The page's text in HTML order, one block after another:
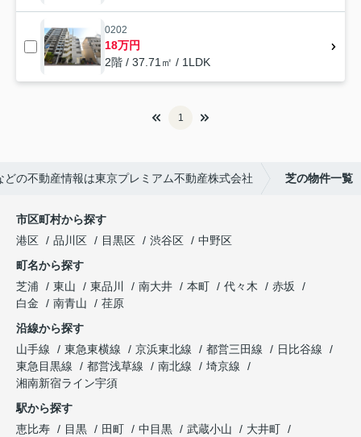
0202
18万円
2階 / 37.71㎡ / 1LDK
1
どの不動産情報は東京プレミアム不動産株式会社 芝の物件一覧
市区町村から探す
港区
品川区 目黒区 渋谷区
中野区
町名から探す
芝浦
東山 東品川 南大井 本町 代々木
赤坂
白金
南青山
荏原
沿線から探す
山手線
東急東横線 京浜東北線 都営三田線
日比谷線
東急目黒線
都営浅草線 南北線
埼京線
湘南新宿ライン宇須
駅から探す
恵比寿
目黒 田町 中目黒 武蔵小山
大井町